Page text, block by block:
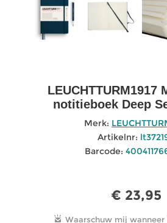
LEUCHTTURM1917
notitieboek Deep
Merk:
Artikelnr:
Barcode:
€ 23,95